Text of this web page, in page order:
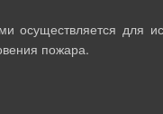
для
пожара.